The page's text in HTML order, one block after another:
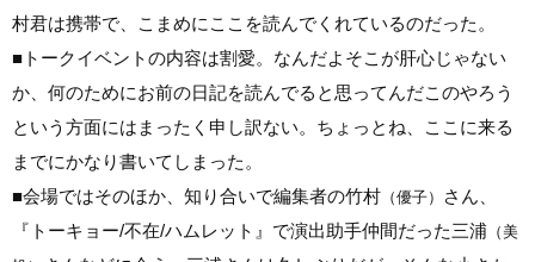
村君は携帯で、こまめにここを読んでくれているのだった。
■ トークイベントの内容は割愛。なんだよそこが肝心じゃない
か、何のためにお前の日記を読んでると思ってんだこのやろう
という方面にはまったく申し訳ない。ちょっとね、ここに来る
までにかなり書いてしまった。
■会場ではそのほか、知り合いで編集者の竹村 （優子）
さん、
『トーキョー/不在/ハムレット』で演出助手仲間だった三浦 （美